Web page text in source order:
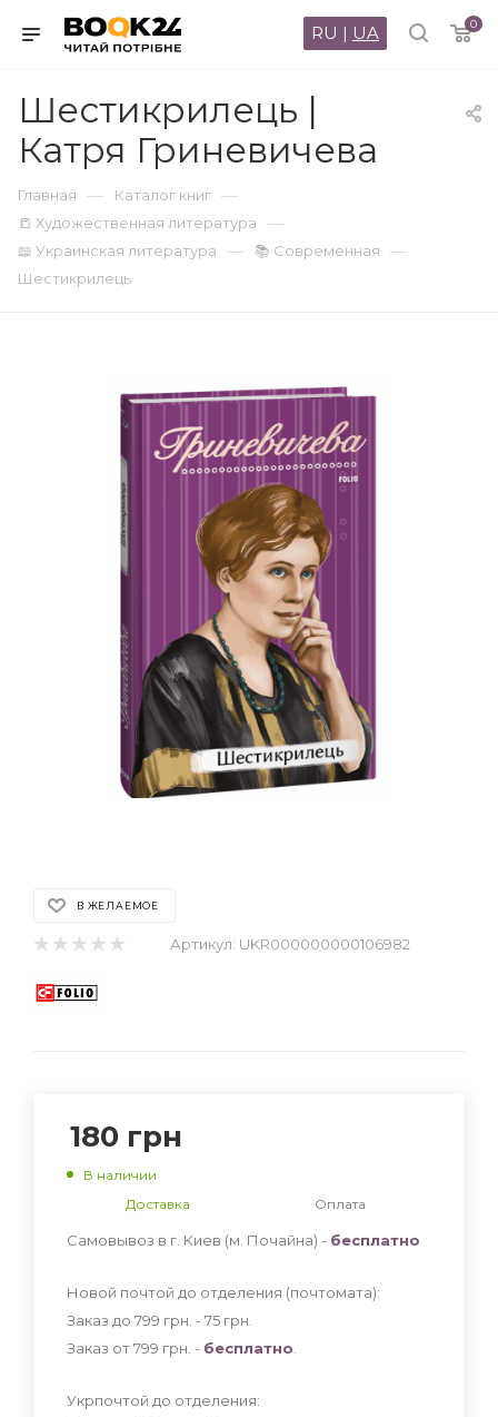
0
RU | UA
Шестикрилець |
Катря Гриневичева
Главная — Каталог книг —
📒 Художественная литература —
📖 Украинская литература — 📚 Современная —
Шестикрилець
В ЖЕЛАЕМОЕ
Артикул: UKR000000000106982
180 грн
В наличии
Доставка
Оплата
Самовывоз в г. Киев (м. Почайна) - бесплатно
Новой почтой до отделения (почтомата):
Заказ до 799 грн. - 75 грн
Заказ от 799 грн. - бесплатно
Укрпочтой до отделения: